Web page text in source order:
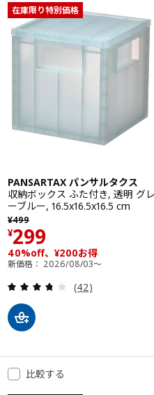
です。 総レビュー数:
ッグ, ペールイエロー/マルチカ
在庫限り特別価格
PANSARTAX パンサルタクス
収納ボックス ふた付き, 透明 グ
ーブルー, 16.5x16.5x16.5 cm
¥499
以前の価格 ¥ 499
¥299
価格 ¥ 299
40%off、¥200お得
新価格： 2026/08/03～
レビュー: 3.7
(42)
比較する